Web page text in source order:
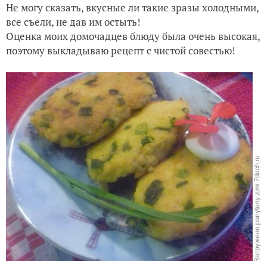
Не могу сказать, вкусные ли такие зразы холодными,
все съели, не дав им остыть!
Оценка моих домочадцев блюду была очень высокая,
поэтому выкладываю рецепт с чистой совестью!